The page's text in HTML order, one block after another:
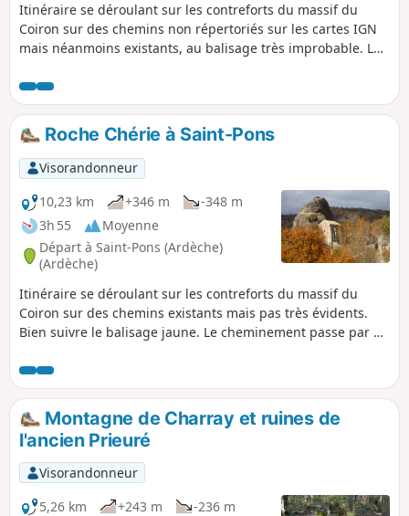
Itinéraire se déroulant sur les contreforts du massif du
Coiron sur des chemins non répertoriés sur les cartes IGN
mais néanmoins existants, au balisage très improbable. Le
Orgues de Bauzon parallèles au ruisseau de Chaix, remonte
sur le plateau d’où les panoramas sont superbes. La
descente par une barre rocheuse rejoint Roche Chérie : un
vestige du très important passé volcanique de ce massif.
Une petite chapelle est adossée au neck.
Roche Chérie à Saint-Pons
Visorandonneur
10,23 km
+346 m
-348 m
3h 55
Moyenne
Départ à Saint-Pons (Ardèche)
(Ardèche)
Itinéraire se déroulant sur les contreforts du massif du
Coiron sur des chemins existants mais pas très évidents.
Bien suivre le balisage jaune. Le cheminement passe par de
panoramas sont superbes, puis descend par une barre
rocheuse à Roche Chérie : un vestige du très important
passé volcanique de ce massif. Une petite chapelle est
adossée au neck.
Montagne de Charray et ruines de
l'ancien Prieuré
Visorandonneur
5,26 km
+243 m
-236 m